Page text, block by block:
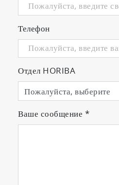
Телефон
Отдел HORIBA
Ваше сообщение *